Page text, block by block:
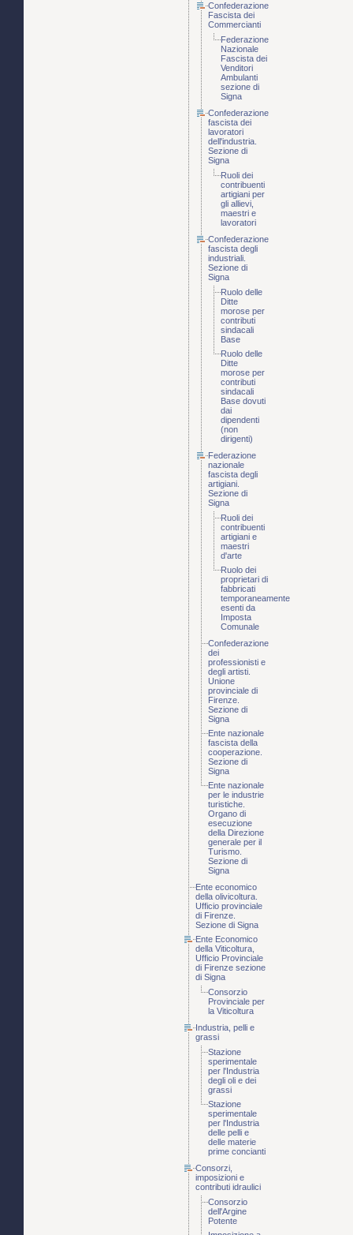
Confederazione
Fascista dei
Commercianti
Federazione
Nazionale
Fascista dei
Venditori
Ambulanti
sezione di
Signa
Confederazione
fascista dei
lavoratori
dell'industria.
Sezione di
Signa
Ruoli dei
contribuenti
artigiani per
gli allievi,
maestri e
lavoratori
Confederazione
fascista degli
industriali.
Sezione di
Signa
Ruolo delle
Ditte
morose per
contributi
sindacali
Base
Ruolo delle
Ditte
morose per
contributi
sindacali
Base dovuti
dai
dipendenti
(non
dirigenti)
Federazione
nazionale
fascista degli
artigiani.
Sezione di
Signa
Ruoli dei
contribuenti
artigiani e
maestri
d'arte
Ruolo dei
proprietari di
fabbricati
temporaneamente
esenti da
Imposta
Comunale
Confederazione
dei
professionisti e
degli artisti.
Unione
provinciale di
Firenze.
Sezione di
Signa
Ente nazionale
fascista della
cooperazione.
Sezione di
Signa
Ente nazionale
per le industrie
turistiche.
Organo di
esecuzione
della Direzione
generale per il
Turismo.
Sezione di
Signa
Ente economico
della olivicoltura.
Ufficio provinciale
di Firenze.
Sezione di Signa
Ente Economico
della Viticoltura,
Ufficio Provinciale
di Firenze sezione
di Signa
Consorzio
Provinciale per
la Viticoltura
Industria, pelli e
grassi
Stazione
sperimentale
per l'Industria
degli oli e dei
grassi
Stazione
sperimentale
per l'Industria
delle pelli e
delle materie
prime concianti
Consorzi,
imposizioni e
contributi idraulici
Consorzio
dell'Argine
Potente